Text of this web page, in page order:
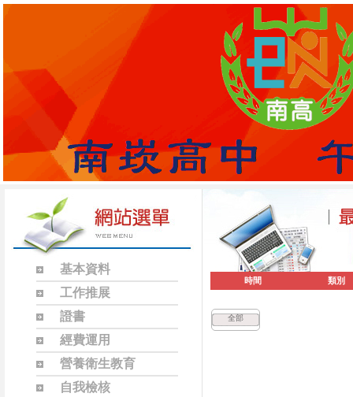
基本資料
工作推展
證書
經費運用
營養衛生教育
自我檢核
時間 類別
全部